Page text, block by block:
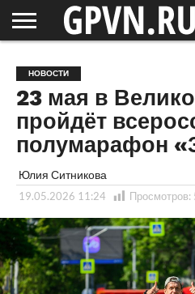
ОБЛАСТЬ
НОВОСТИ
СОСЕДЕЙ
РОССИЯ
/ МИР
СПЕЦПРОЕКТЫ
БЛОГ
СТАТЬИ
ФОТОРЕПОРТАЖИ
ИНТЕРВЬЮ
ОБЪЕКТЫ
ПОДБОРКИ
НОВОСТИ
23 мая в
пройдёт
полумарафон
Юлия Ситникова
19.05.2026 11:24 Просмотров: